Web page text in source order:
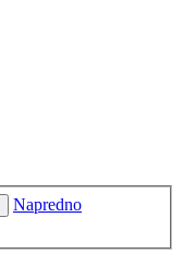
Napredno